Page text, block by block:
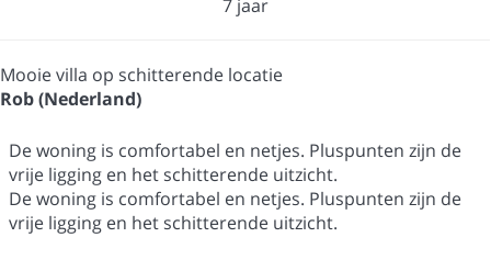
7 jaar
Mooie villa op schitterende locatie
Rob (Nederland)
De woning is comfortabel en netjes. Pluspunten zijn de
vrije ligging en het schitterende uitzicht.
De woning is comfortabel en netjes. Pluspunten zijn de
vrije ligging en het schitterende uitzicht.